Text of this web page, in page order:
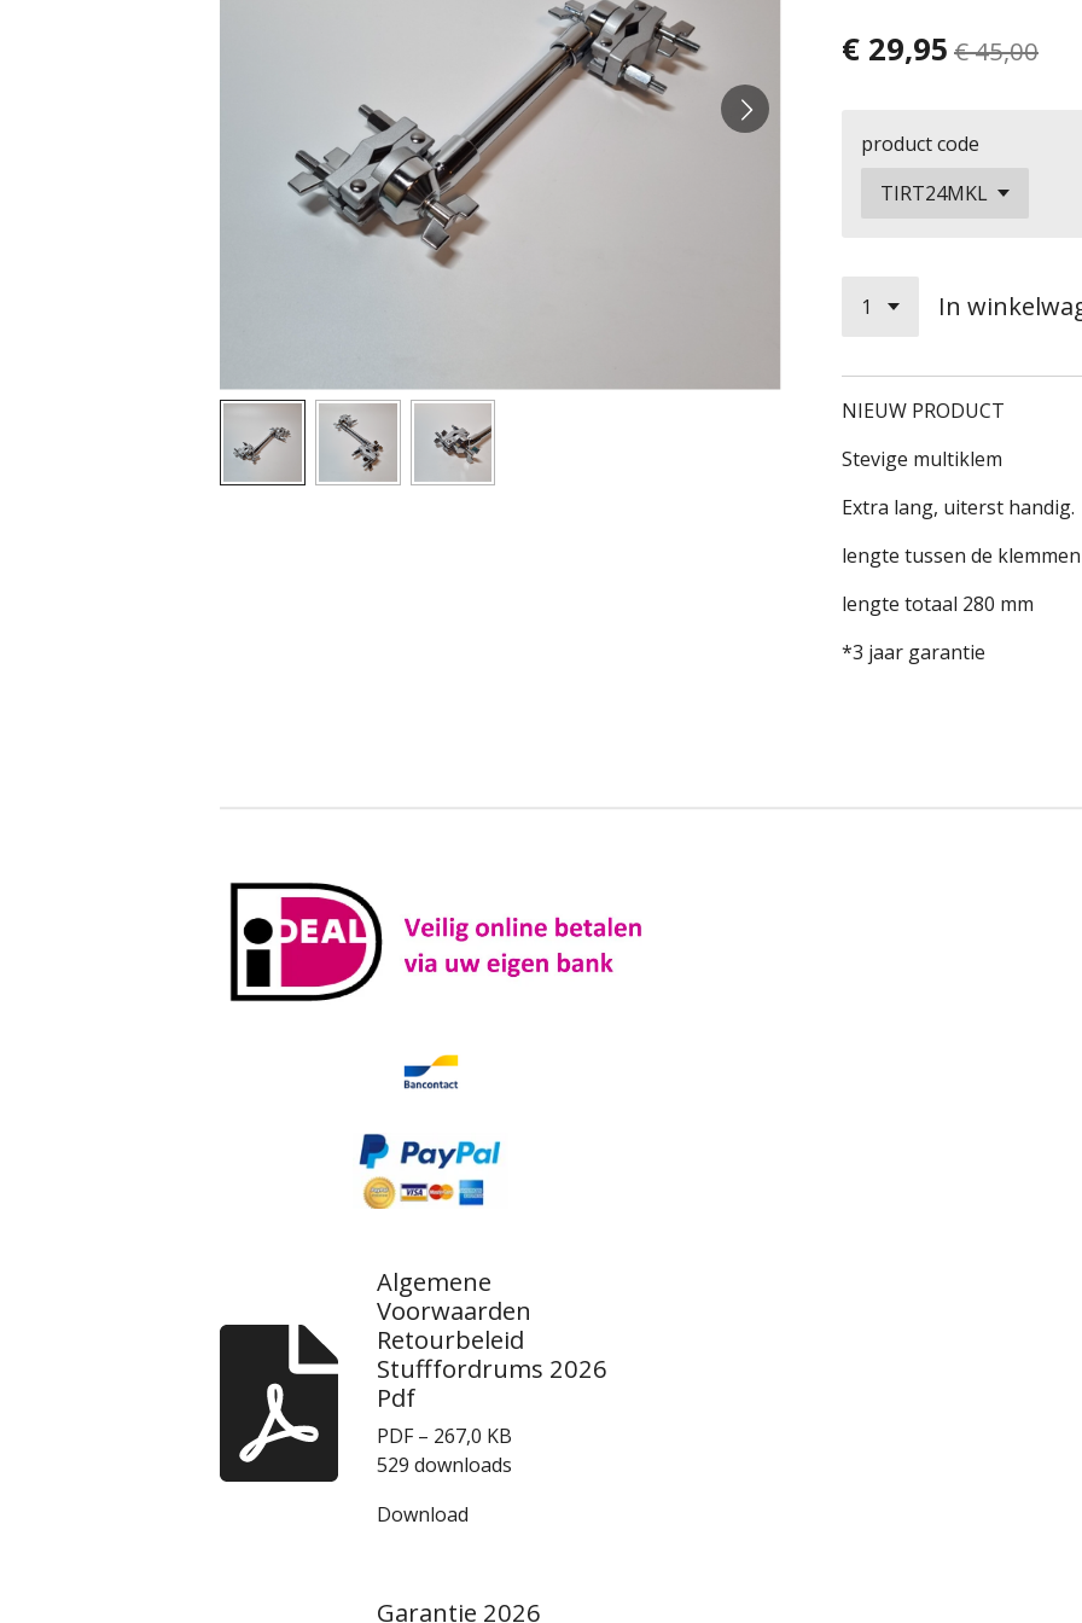
€ 29,95 € 45,00
product code
In
NIEUW PRODUCT
Stevige multiklem
Extra lang, uiterst handig.
lengte tussen de
lengte totaal 280 mm
*3 jaar garantie
Algemene
Voorwaarden
Retourbeleid
Stufffordrums 2026
Pdf
PDF – 267,0 KB
529 downloads
Download
Garantie 2026